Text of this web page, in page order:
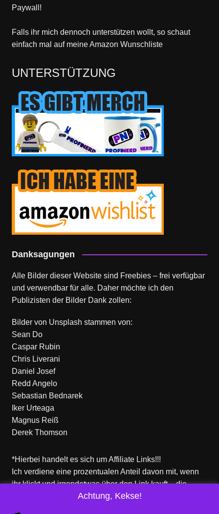
Paywall!
Falls ihr mich dennoch unterstützen wollt, so schaut
einfach mal auf meine Amazon Wunschliste
UNTERSTÜTZUNG
Danksagungen
Alle Bilder dieser Website sind Freebies – frei verfügbar
und verwendbar für alle. Daher möchte ich den
Publizisten der Bilder Dank zollen:
Bilder von Unsplash stammen von:
Sean Do
Caspar Rubin
Chris Liverani
Daniel Josef
Redd Angelo
Sebastian Bednarek
Iker Urteaga
Magnus Reiß
Derek Thomson
*Hierbei handelt es sich um Affiliate Links!!!
Ich verdiene eine prozentualen Anteil davon mit, wenn
ihr klickt und irgendetwas über den Link kauft – die
Produkte dort sind aber nicht von mir!
Achtung, Kekse!